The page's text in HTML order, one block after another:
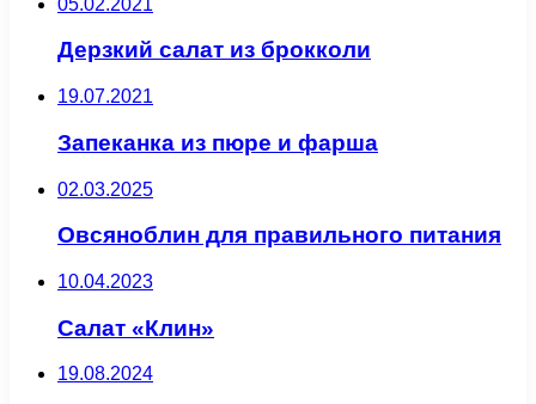
Дерзкий салат из брокколи
19.07.2021
Запеканка из пюре и фарша
02.03.2025
Овсяноблин для правильного питания
10.04.2023
Салат «Клин»
19.08.2024